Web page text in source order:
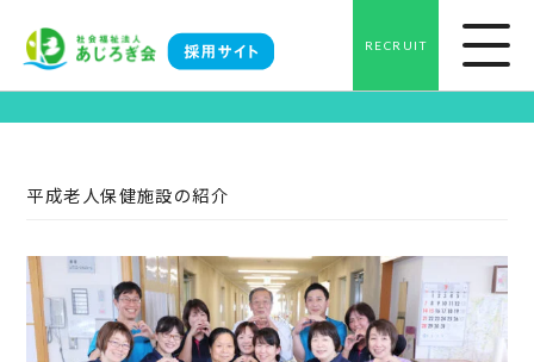
RECRUIT
About us
平成老人保健施設の紹介